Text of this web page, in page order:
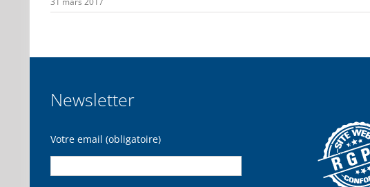
Newsletter
Votre email (obligatoire)